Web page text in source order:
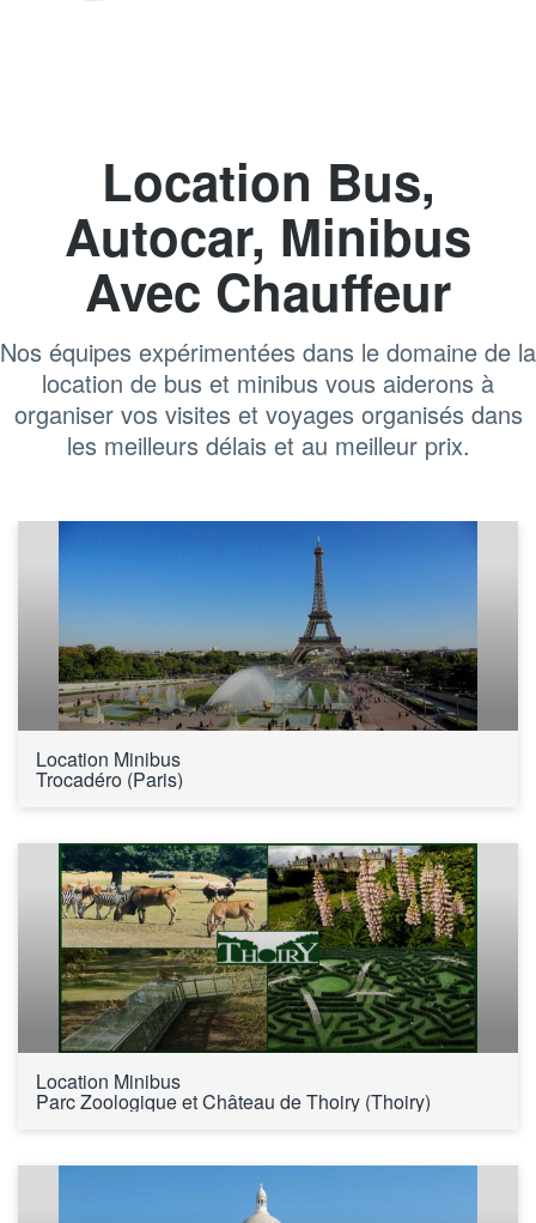
Location Bus,
Autocar, Minibus
Avec Chauffeur
Nos équipes expérimentées dans le domaine de la
location de bus et minibus vous aiderons à
organiser vos visites et voyages organisés dans
les meilleurs délais et au meilleur prix.
Location Minibus
Trocadéro (Paris)
Location Minibus
Parc Zoologique et Château de Thoiry (Thoiry)